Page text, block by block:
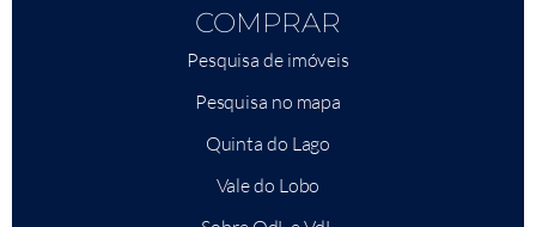
COMPRAR
Pesquisa de imóveis
Pesquisa no mapa
Quinta do Lago
Vale do Lobo